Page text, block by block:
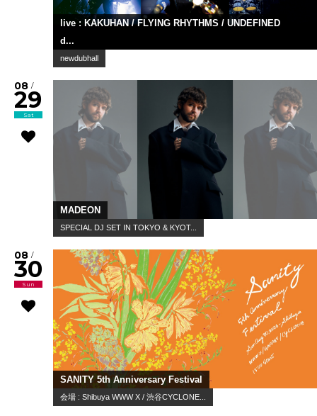
live : KAKUHAN / FLYING RHYTHMS / UNDEFINED
d...
newdubhall
08 /
29
Sat
MADEON
SPECIAL DJ SET IN TOKYO & KYOT...
08 /
30
Sun
SANITY 5th Anniversary Festival
会場 : Shibuya WWW X / 渋谷CYCLONE...